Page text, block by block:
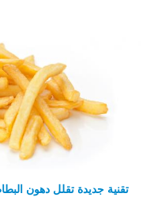
تقنية جديدة تقلل دهون